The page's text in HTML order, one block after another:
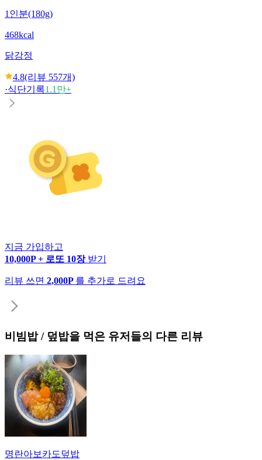
1인분(180g)
468kcal
닭강정
4.8(리뷰 557개)
·식단기록1.1만+
지금 가입하고
10,000P + 로또 10장 받기
리뷰 쓰면 2,000P 를 추가로 드려요
비빔밥 / 덮밥을 먹은 유저들의 다른 리뷰
명란아보카도덮밥